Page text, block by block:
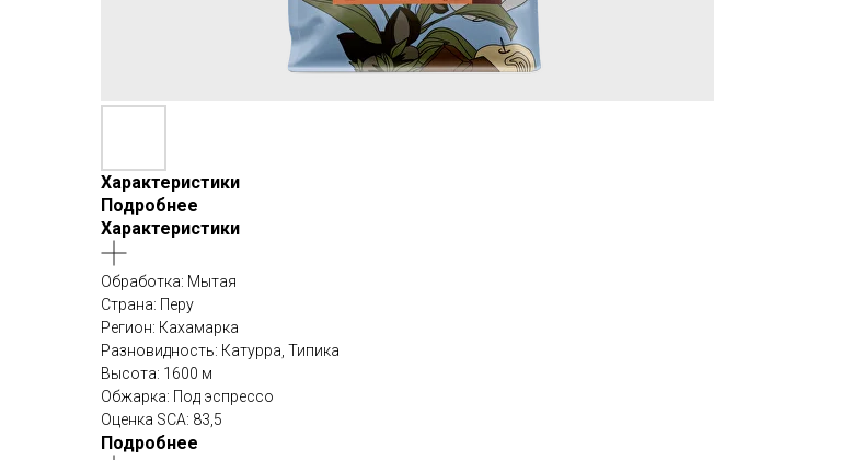
Характеристики
Подробнее
Характеристики
Обработка: Мытая
Страна: Перу
Регион: Кахамарка
Разновидность: Катурра, Типика
Высота: 1600 м
Обжарка: Под эспрессо
Оценка SCA: 83,5
Подробнее